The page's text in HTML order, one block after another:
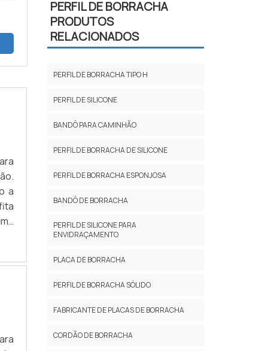
a
PERFIL DE BORRACHA
PRODUTOS
RELACIONADOS
PERFIL DE BORRACHA TIPO H
PERFIL DE SILICONE
BANDÔ PARA CAMINHÃO
PERFIL DE BORRACHA DE SILICONE
PERFIL DE BORRACHA ESPONJOSA
BANDÔ DE BORRACHA
PERFIL DE SILICONE PARA
ENVIDRAÇAMENTO
PLACA DE BORRACHA
PERFIL DE BORRACHA SÓLIDO
FABRICANTE DE PLACAS DE BORRACHA
CORDÃO DE BORRACHA